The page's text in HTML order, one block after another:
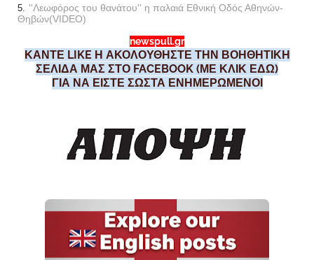
''Λεωφόρος του θανάτου'' η παλαιά Εθνική Οδός Αθηνών-
Θηβών(VIDEO)
newspull.gr
ΚΑΝΤΕ LIKE Η ΑΚΟΛΟΥΘΗΣΤΕ ΤΗΝ ΒΟΗΘΗΤΙΚΗ
ΣΕΛΙΔΑ ΜΑΣ ΣΤΟ FACEBOOK (ΜΕ ΚΛΙΚ ΕΔΩ)
ΓΙΑ ΝΑ ΕΙΣΤΕ ΣΩΣΤΑ ΕΝΗΜΕΡΩΜΕΝΟΙ